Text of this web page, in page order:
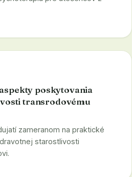
poskytovania
transrodovému
zameranom na praktické
starostlivosti